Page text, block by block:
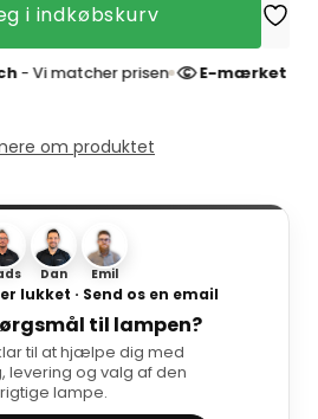
i indkøbskurv
matcher prisen E-mærket
om produktet
Dan Emil
lukket · Send os en email
til lampen?
til at hjælpe dig med
levering og valg af den
rigtige lampe.